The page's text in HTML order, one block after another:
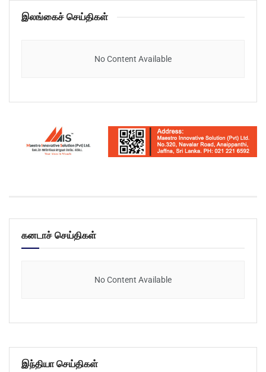
இலங்கைச் செய்திகள்
No Content Available
கனடாச் செய்திகள்
No Content Available
இந்தியா செய்திகள்